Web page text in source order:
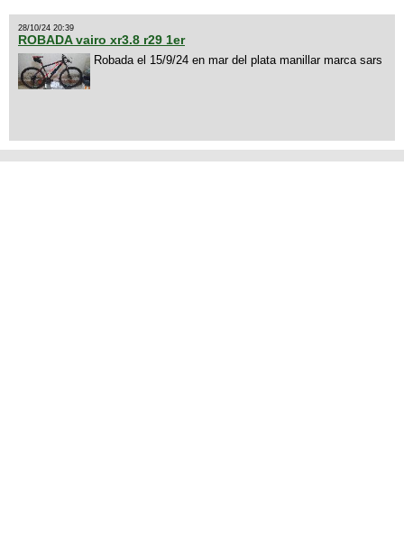
28/10/24 20:39
ROBADA vairo xr3.8 r29 1er
Robada el 15/9/24 en mar del plata manillar marca sars